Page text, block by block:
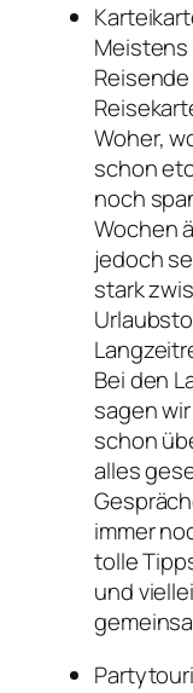
Meistens
Woher,
schon
noch
Wochen
jedoch
stark
Bei den
sagen
schon
alles
immer
tolle
und